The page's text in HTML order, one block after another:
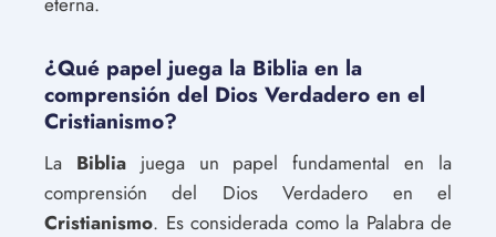
¿Qué papel juega la Biblia en la
comprensión del Dios Verdadero en el
Cristianismo?
La Bibliajuega un papel fundamental en la
comprensión del Dios Verdadero en el
Cristianismo. Es considerada como la Palabra de